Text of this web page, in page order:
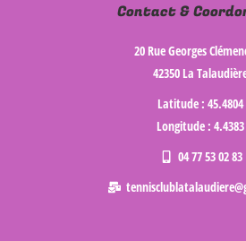
20 Rue Georges
42350 La
Latitude : 45.4804
Longitude : 4.4383
04 77 53 02 83
Contact &